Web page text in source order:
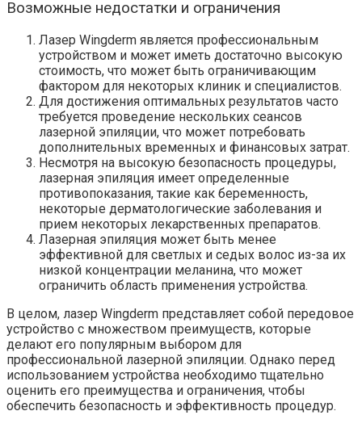
Возможные недостатки и ограничения
Лазер Wingderm является профессиональным
устройством и может иметь достаточно высокую
стоимость, что может быть ограничивающим
фактором для некоторых клиник и специалистов.
Для достижения оптимальных результатов часто
требуется проведение нескольких сеансов
лазерной эпиляции, что может потребовать
дополнительных временных и финансовых затрат.
Несмотря на высокую безопасность процедуры,
лазерная эпиляция имеет определенные
противопоказания, такие как беременность,
некоторые дерматологические заболевания и
прием некоторых лекарственных препаратов.
Лазерная эпиляция может быть менее
эффективной для светлых и седых волос из-за их
низкой концентрации меланина, что может
ограничить область применения устройства.
В целом, лазер Wingderm представляет собой передовое
устройство с множеством преимуществ, которые
делают его популярным выбором для
профессиональной лазерной эпиляции. Однако перед
использованием устройства необходимо тщательно
оценить его преимущества и ограничения, чтобы
обеспечить безопасность и эффективность процедур.